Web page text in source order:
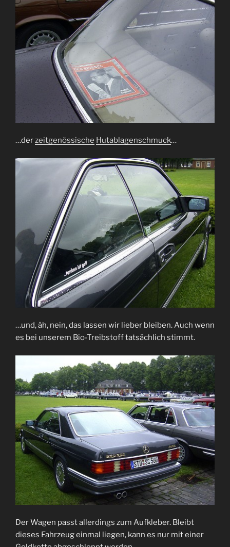
…derzeitgenössische Hutablagenschmuck…
…und, äh, nein, das lassen wir lieber bleiben. Auch wenn
es bei unserem Bio-Treibstoff tatsächlich stimmt.
Der Wagen passt allerdings zum Aufkleber. Bleibt
dieses Fahrzeug einmal liegen, kann es nur mit einer